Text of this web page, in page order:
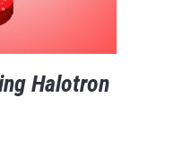
Halotron